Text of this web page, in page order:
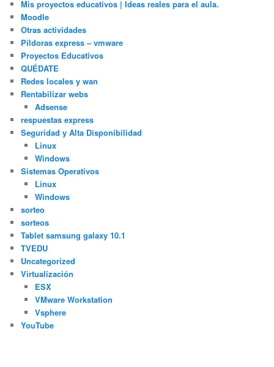
Mis proyectos educativos | Ideas reales para el aula.
Moodle
Otras actividades
Píldoras express – vmware
Proyectos Educativos
QUÉDATE
Redes locales y wan
Rentabilizar webs
Adsense
respuestas express
Seguridad y Alta Disponibilidad
Linux
Windows
Sistemas Operativos
Linux
Windows
sorteo
sorteos
Tablet samsung galaxy 10.1
TVEDU
Uncategorized
Virtualización
ESX
VMware Workstation
Vsphere
YouTube